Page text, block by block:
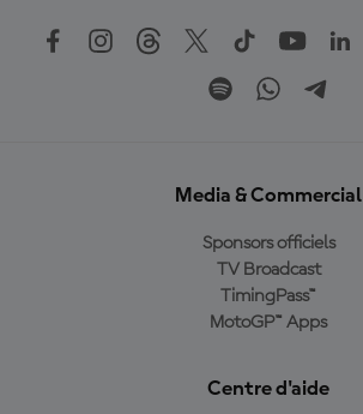
Media & Commercial
Sponsors officiels
TV Broadcast
TimingPass™
MotoGP™ Apps
Centre d'aide